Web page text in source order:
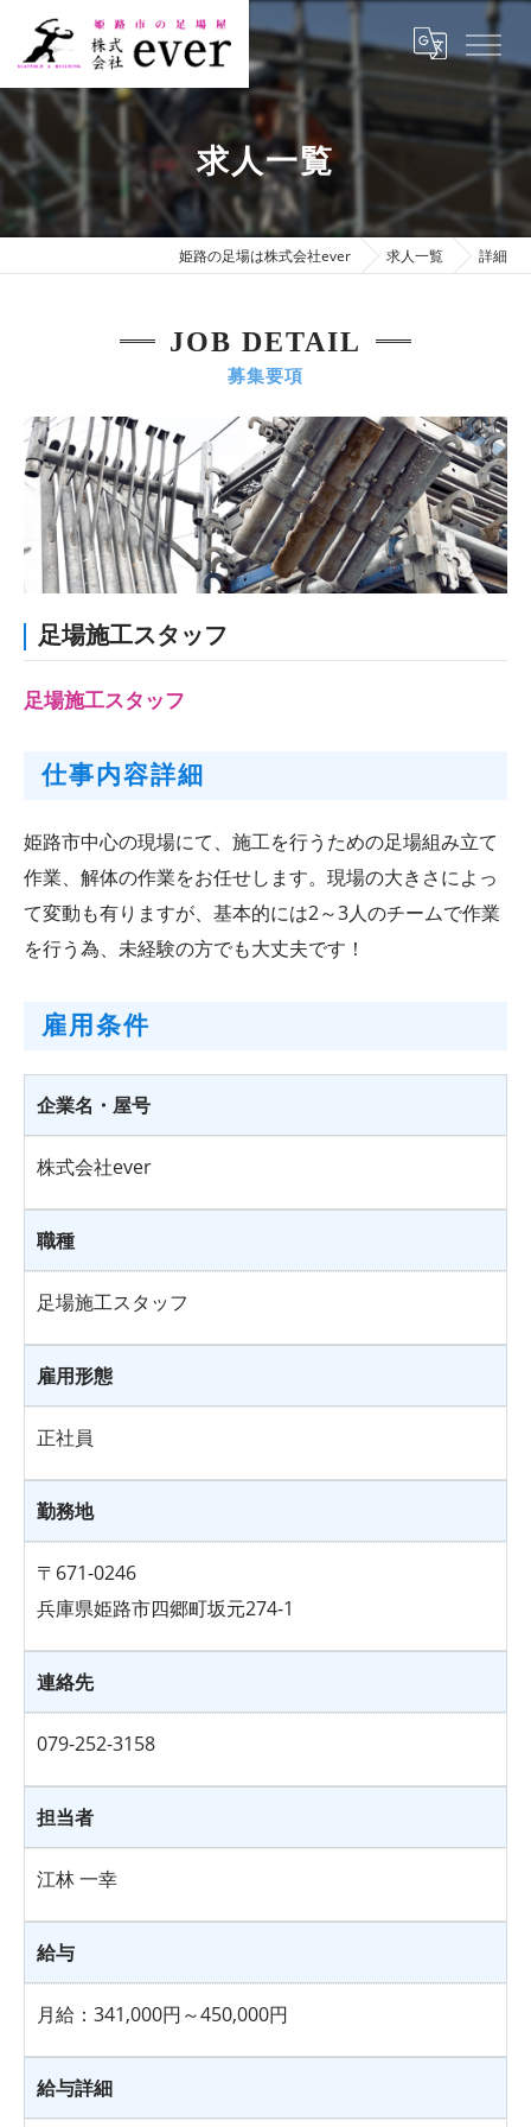
求人一覧
姫路の足場は株式会社ever 求人一覧 詳細
募集要項
JOB DETAIL
足場施工スタッフ
足場施工スタッフ
仕事内容詳細
姫路市中心の現場にて、施工を行うための足場組み立て
作業、解体の作業をお任せします。現場の大きさによっ
て変動も有りますが、基本的には2～3人のチームで作業
を行う為、未経験の方でも大丈夫です！
雇用条件
企業名・屋号
株式会社ever
職種
足場施工スタッフ
雇用形態
正社員
勤務地
〒671-0246
兵庫県姫路市四郷町坂元274-1
連絡先
079-252-3158
担当者
江林 一幸
給与
月給：341,000円～450,000円
給与詳細